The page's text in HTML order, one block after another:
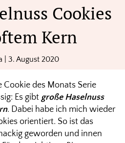
Cookies
Kern
3. August 2020
Cookie des Monats Serie
Es gibt große Haselnuss
. Dabei habe ich mich wieder
orientiert. So ist das
geworden und innen